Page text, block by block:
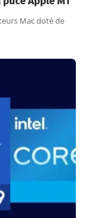
Mac doté de